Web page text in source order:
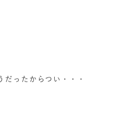
だったからつい・・・